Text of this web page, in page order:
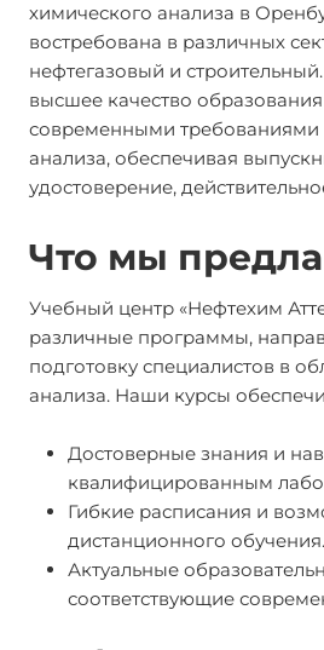
химического анализа в
востребована в различных
нефтегазовый и
высшее качество образования
современными требованиями
анализа, обеспечивая
удостоверение,
Что мы
Учебный центр «Нефтехим
различные программы,
подготовку специалистов в
анализа. Наши курсы
Достоверные знания и
квалифицированным
Гибкие расписания и
дистанционного обучения.
Актуальные
соответствующие